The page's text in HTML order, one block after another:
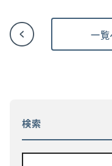
一覧
検索